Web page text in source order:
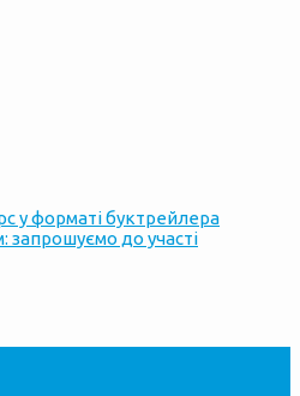
у форматі буктрейлера
до участі